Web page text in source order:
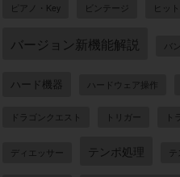
ピアノ・Key ビンテージ ヒッ
バージョン新機能解説 バ
ハード機器 ハードウェア操作
ドラゴンクエスト トリガー ト
ディエッサー テンポ処理